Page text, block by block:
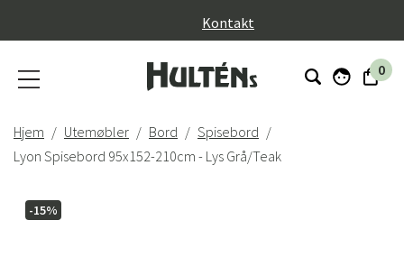
Kontakt
0
Hjem Utemøbler Bord
Spisebord
Lyon Spisebord 95x152-210cm - Lys Grå/Teak
-15%